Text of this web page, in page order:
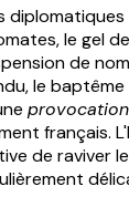
le gel
de
le
français.
de raviver